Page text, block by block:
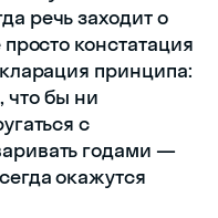
речь заходит о
констатация
принципа:
бы ни
с
годами —
окажутся